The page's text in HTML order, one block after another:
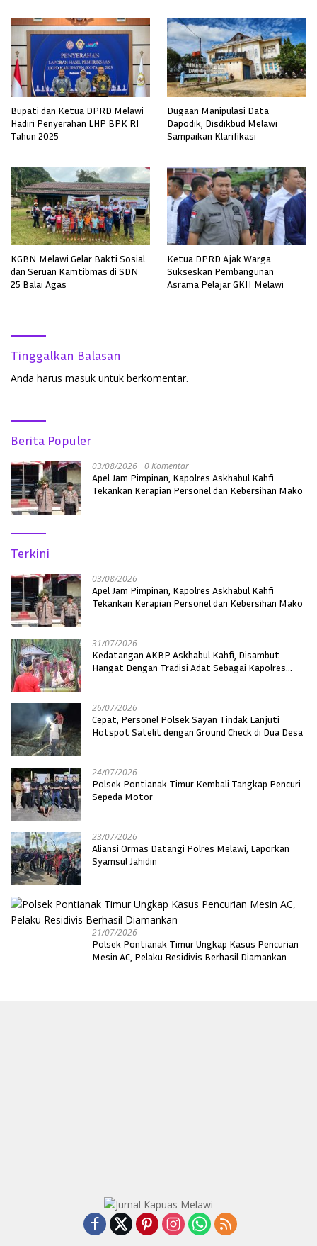
Bupati dan Ketua DPRD Melawi
Hadiri Penyerahan LHP BPK RI
Tahun 2025
Dugaan Manipulasi Data
Dapodik, Disdikbud Melawi
Sampaikan Klarifikasi
KGBN Melawi Gelar Bakti Sosial
dan Seruan Kamtibmas di SDN
25 Balai Agas
Ketua DPRD Ajak Warga
Sukseskan Pembangunan
Asrama Pelajar GKII Melawi
Tinggalkan Balasan
Anda harus masuk untuk berkomentar.
Berita Populer
03/08/2026 0 Komentar
Apel Jam Pimpinan, Kapolres Askhabul Kahfi
Tekankan Kerapian Personel dan Kebersihan Mako
Terkini
03/08/2026
Apel Jam Pimpinan, Kapolres Askhabul Kahfi
Tekankan Kerapian Personel dan Kebersihan Mako
31/07/2026
Kedatangan AKBP Askhabul Kahfi, Disambut
Hangat Dengan Tradisi Adat Sebagai Kapolres
26/07/2026
Cepat, Personel Polsek Sayan Tindak Lanjuti
Hotspot Satelit dengan Ground Check di Dua Desa
24/07/2026
Polsek Pontianak Timur Kembali Tangkap Pencuri
Sepeda Motor
23/07/2026
Aliansi Ormas Datangi Polres Melawi, Laporkan
Syamsul Jahidin
21/07/2026
Polsek Pontianak Timur Ungkap Kasus Pencurian
Mesin AC, Pelaku Residivis Berhasil Diamankan